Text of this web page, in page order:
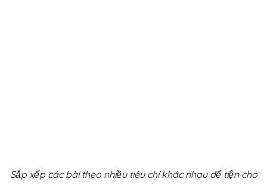
Sắp xếp các bài theo nhiều tiêu chí khác nhau để tiện cho